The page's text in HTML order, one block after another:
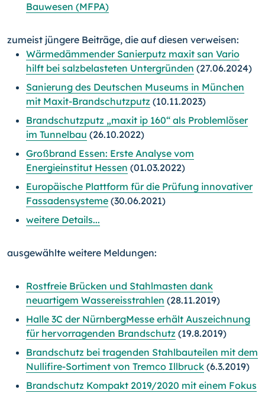
Bauwesen (MFPA)
zumeist jüngere Beiträge, die auf diesen verweisen:
Wärmedämmender Sanierputz maxit san Vario
hilft bei salzbelasteten Untergründen (27.06.2024)
Sanierung des Deutschen Museums in München
mit Maxit-Brandschutzputz (10.11.2023)
Brandschutzputz „maxit ip 160“ als Problemlöser
im Tunnelbau (26.10.2022)
Großbrand Essen: Erste Analyse vom
Energieinstitut Hessen (01.03.2022)
Europäische Plattform für die Prüfung innovativer
Fassadensysteme (30.06.2021)
weitere Details...
ausgewählte weitere Meldungen:
Rostfreie Brücken und Stahlmasten dank
neuartigem Wassereisstrahlen (28.11.2019)
Halle 3C der NürnbergMesse erhält Auszeichnung
für hervorragenden Brandschutz (19.8.2019)
Brandschutz bei tragenden Stahlbauteilen mit dem
Nullifire-Sortiment von Tremco Illbruck (6.3.2019)
Brandschutz Kompakt 2019/2020 mit einem Fokus